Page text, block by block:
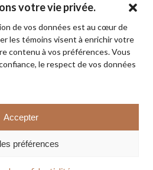
votre vie privée.
de vos données est au cœur de
les témoins visent à enrichir votre
contenu à vos préférences. Vous
le respect de vos données
Accepter
préférences
0,00$
LE PANIER
vente
SKI. Tous droits réservés.